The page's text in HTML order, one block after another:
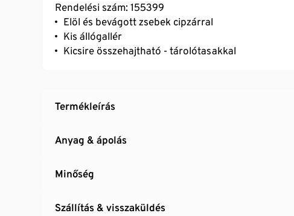
Rendelési szám: 155399
Elöl és bevágott zsebek cipzárral
Kis állógallér
Kicsire összehajtható - tárolótasakkal
Termékleírás
Anyag & ápolás
Minőség
Szállítás & visszaküldés